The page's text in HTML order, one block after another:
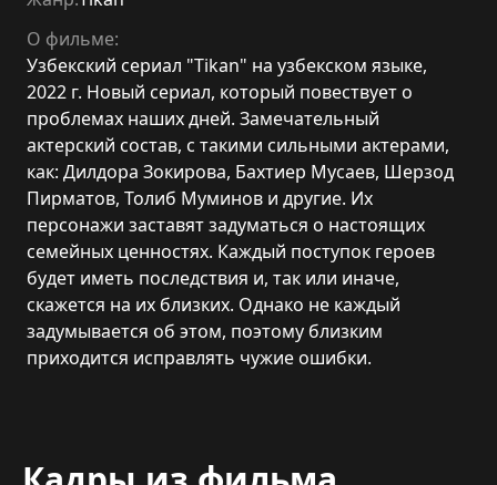
О фильме:
Узбекский сериал "Tikan" на узбекском языке,
2022 г. Новый сериал, который повествует о
проблемах наших дней. Замечательный
актерский состав, с такими сильными актерами,
как: Дилдора Зокирова, Бахтиер Мусаев, Шерзод
Пирматов, Толиб Муминов и другие. Их
персонажи заставят задуматься о настоящих
семейных ценностях. Каждый поступок героев
будет иметь последствия и, так или иначе,
скажется на их близких. Однако не каждый
задумывается об этом, поэтому близким
приходится исправлять чужие ошибки.